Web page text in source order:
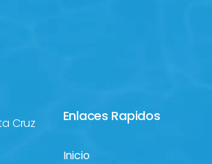
Cruz
Enlaces Rapidos
Inicio